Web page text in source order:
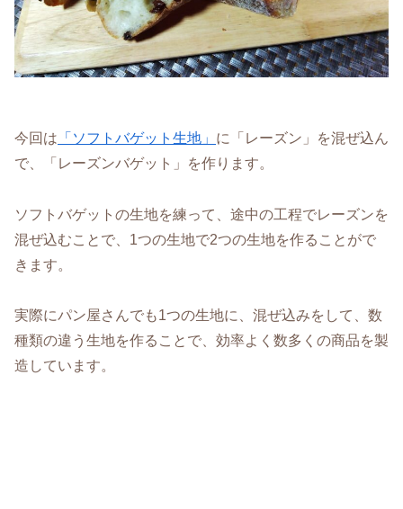
今回は 「ソフトバゲット生地」 に「レーズン」を混ぜ込ん
で、「レーズンバゲット」を作ります。
ソフトバゲットの生地を練って、途中の工程でレーズンを
混ぜ込むことで、1つの生地で2つの生地を作ることがで
きます。
実際にパン屋さんでも1つの生地に、混ぜ込みをして、数
種類の違う生地を作ることで、効率よく数多くの商品を製
造しています。